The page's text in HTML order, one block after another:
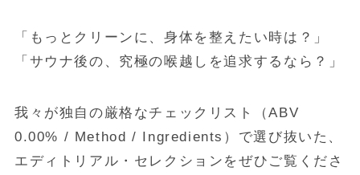
「もっとクリーンに、身体を整えたい時は？」
「サウナ後の、究極の喉越しを追求するなら？」
我々が独自の厳格なチェックリスト（ABV
0.00% / Method / Ingredients）で選び抜いた、
エディトリアル・セレクションをぜひご覧くださ